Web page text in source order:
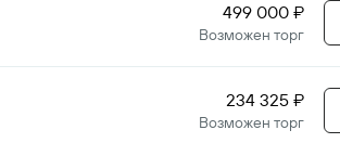
499 000 ₽
Возможен торг
234 325 ₽
Возможен торг